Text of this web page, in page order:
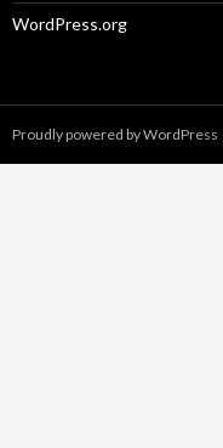
WordPress.org
Proudly powered by WordPress